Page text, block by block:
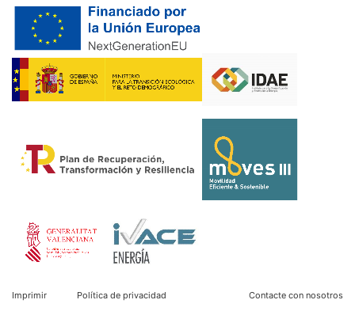
Imprimir Política de privacidad Contacte con nosotros
Para obtener más información sobre el tratamiento de
los datos de los usuarios por parte de Google Analytics,
consulte la política de privacidad de Google:
https://support.google.com/analytics/answer/600424
5?hl=en
Hemos firmado un acuerdo con Google para la
externalización de nuestro procesamiento de datos e
implementamos plenamente los estrictos requisitos de
las autoridades alemanas de protección de datos al
You Tube
Nuestra página web utiliza plugins de YouTube, que es
YouTube LLC, 901 Cherry Ave., San Bruno, CA 94066,